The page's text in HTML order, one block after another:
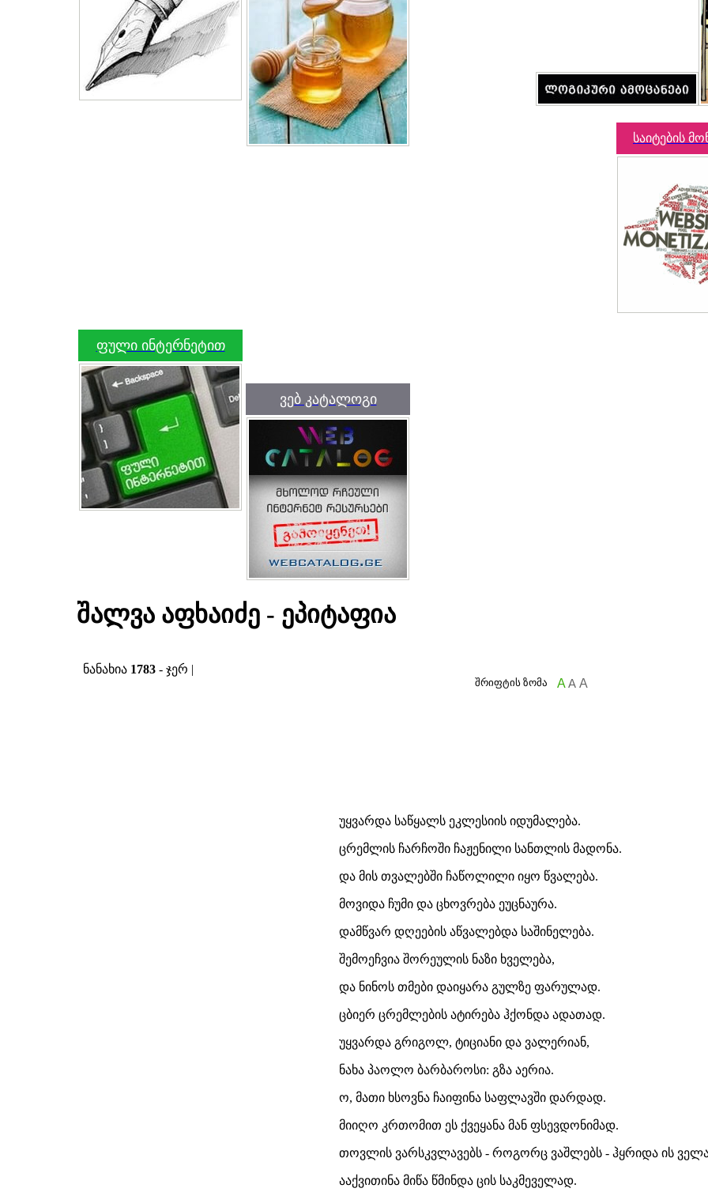
საიტების
ფული ინტერნეტით
ვებ კატალოგი
შალვა აფხაიძე - ეპიტაფია
ნანახია 1783 - ჯერ |
შრიფტის ზომა A A A
უყვარდა საწყალს ეკლესიის იდუმალება.
ცრემლის ჩარჩოში ჩაჟენილი სანთლის მადონა.
და მის თვალებში ჩაწოლილი იყო წვალება.
მოვიდა ჩუმი და ცხოვრება ეუცნაურა.
დამწვარ დღეების აწვალებდა საშინელება.
შემოეჩვია შორეულის ნაზი ხველება,
და ნინოს თმები დაიყარა გულზე ფარულად.
ცბიერ ცრემლების ატირება ჰქონდა ადათად.
უყვარდა გრიგოლ, ტიციანი და ვალერიან,
ნახა პაოლო ბარბაროსი: გზა აერია.
ო, მათი ხსოვნა ჩაიფინა საფლავში დარდად.
მიიღო კრთომით ეს ქვეყანა მან ფსევდონიმად.
თოვლის ვარსკვლავებს - როგორც ვაშლებს - ჰყრიდა ის
ააქვითინა მიწა წმინდა ცის საკმეველად.